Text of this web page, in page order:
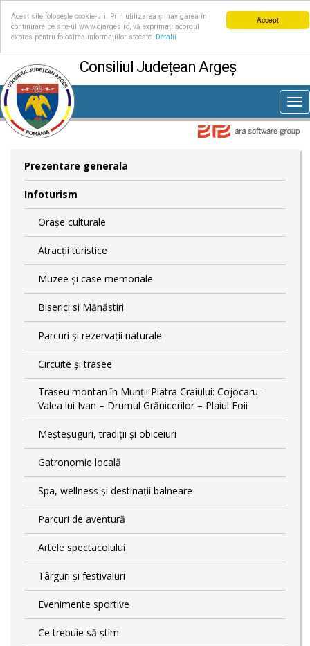
Accept
Acest site folosește cookie-uri. Prin utilizarea și navigarea în
continuare pe site-ul www.cjarges.ro, vă exprimați acordul
expres pentru folosirea informațiilor stocate.
Detalii
Consiliul Județean Argeș
Prezentare generala
Infoturism
Orașe culturale
Atracții turistice
Muzee și case memoriale
Biserici si Mănăstiri
Parcuri și rezervații naturale
Circuite și trasee
Traseu montan în Munții Piatra Craiului: Cojocaru –
Valea lui Ivan – Drumul Grănicerilor – Plaiul Foii
Meșteșuguri, tradiții și obiceiuri
Gatronomie locală
Spa, wellness și destinații balneare
Parcuri de aventură
Artele spectacolului
Târguri și festivaluri
Evenimente sportive
Ce trebuie să știm